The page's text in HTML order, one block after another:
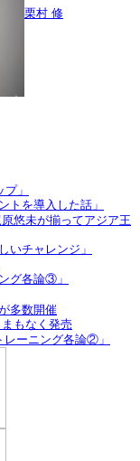
栗村 修
」
トを導入した話」
悠未が揃ってアジア王
いチャレンジ」
グ各論③」
多数開催
もなく発売
ーニング各論②」